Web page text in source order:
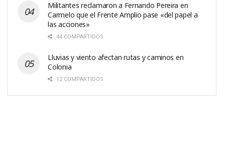
Militantes reclamaron a Fernando Pereira en
Carmelo que el Frente Amplio pase «del papel a
las acciones»
44 COMPARTIDOS
Lluvias y viento afectan rutas y caminos en
Colonia
12 COMPARTIDOS